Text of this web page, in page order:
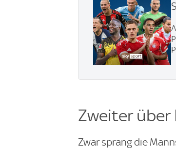
Zweiter über
Zwar sprang die